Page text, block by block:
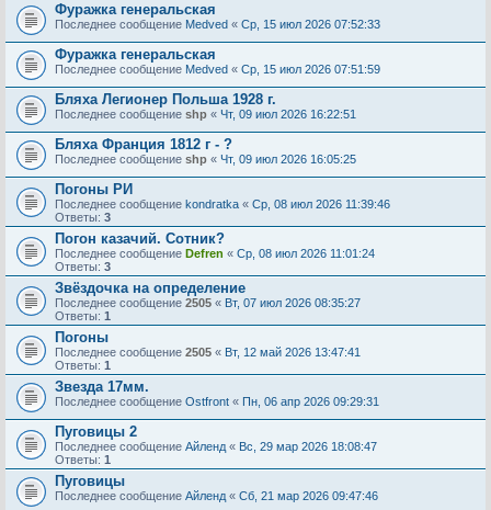
Фуражка генеральская
Последнее сообщение Medved « Ср, 15 июл 2026 07:52:33
Фуражка генеральская
Последнее сообщение Medved « Ср, 15 июл 2026 07:51:59
Бляха Легионер Польша 1928 г.
Последнее сообщение shp « Чт, 09 июл 2026 16:22:51
Бляха Франция 1812 г - ?
Последнее сообщение shp « Чт, 09 июл 2026 16:05:25
Погоны РИ
Последнее сообщение kondratka « Ср, 08 июл 2026 11:39:46
Ответы: 3
Погон казачий. Сотник?
Последнее сообщение Defren « Ср, 08 июл 2026 11:01:24
Ответы: 3
Звёздочка на определение
Последнее сообщение 2505 « Вт, 07 июл 2026 08:35:27
Ответы: 1
Погоны
Последнее сообщение 2505 « Вт, 12 май 2026 13:47:41
Ответы: 1
Звезда 17мм.
Последнее сообщение Ostfront « Пн, 06 апр 2026 09:29:31
Пуговицы 2
Последнее сообщение Айленд « Вс, 29 мар 2026 18:08:47
Ответы: 1
Пуговицы
Последнее сообщение Айленд « Сб, 21 мар 2026 09:47:46